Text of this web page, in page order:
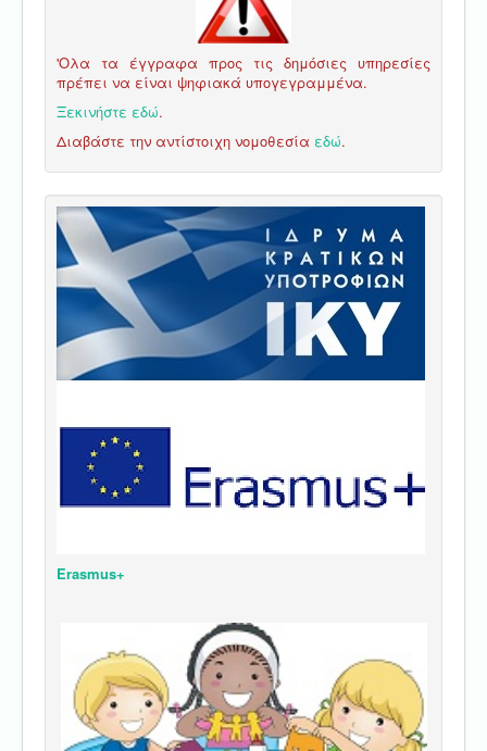
'Ολα τα έγγραφα προς τις δημόσιες υπηρεσίες
πρέπει να είναι ψηφιακά υπογεγραμμένα.
Ξεκινήστε εδώ.
Διαβάστε την αντίστοιχη νομοθεσία εδώ.
Erasmus+